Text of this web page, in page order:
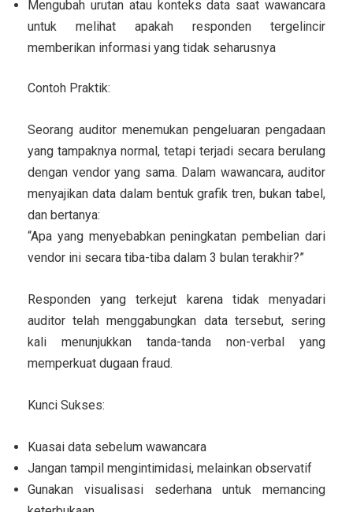
Mengubah urutan atau konteks data saat wawancara
untuk melihat apakah responden tergelincir
memberikan informasi yang tidak seharusnya
Contoh Praktik:
Seorang auditor menemukan pengeluaran pengadaan
yang tampaknya normal, tetapi terjadi secara berulang
dengan vendor yang sama. Dalam wawancara, auditor
menyajikan data dalam bentuk grafik tren, bukan tabel,
dan bertanya:
“Apa yang menyebabkan peningkatan pembelian dari
vendor ini secara tiba-tiba dalam 3 bulan terakhir?”
Responden yang terkejut karena tidak menyadari
auditor telah menggabungkan data tersebut, sering
kali menunjukkan tanda-tanda non-verbal yang
memperkuat dugaan fraud.
Kunci Sukses:
Kuasai data sebelum wawancara
Jangan tampil mengintimidasi, melainkan observatif
Gunakan visualisasi sederhana untuk memancing